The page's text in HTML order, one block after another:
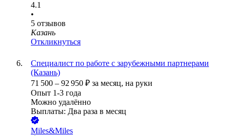
4.1
•
5 отзывов
Казань
Откликнуться
Специалист по работе с зарубежными партнерами
(Казань)
71 500 – 92 950 ₽ за месяц, на руки
Опыт 1-3 года
Можно удалённо
Выплаты: Два раза в месяц
Miles&Miles